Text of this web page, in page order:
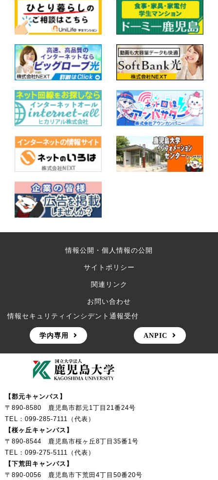
情報公開・個人情報の公開
サイトポリシー
関連リンク
お問い合わせ
情報セキュリティインシデント通報受付
学内専用 ANPIC
【郡元キャンパス】
〒890-8580 鹿児島市郡元1丁目21番24号
TEL：099-285-7111（代表）
【桜ヶ丘キャンパス】
〒890-8544 鹿児島市桜ヶ丘8丁目35番1号
TEL：099-275-5111（代表）
【下荒田キャンパス】
〒890-0056 鹿児島市下荒田4丁目50番20号